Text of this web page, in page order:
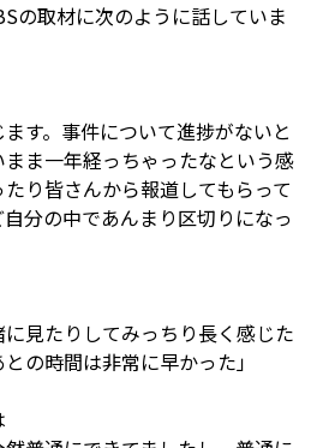
の取材に次のように話していま
ます。事件について進捗がないと
ま一年経っちゃったなという感
り皆さんから報道してもらって
分の中であんまり区切りになっ
に見たりしてみっちり長く感じた
の時間は非常に早かった」